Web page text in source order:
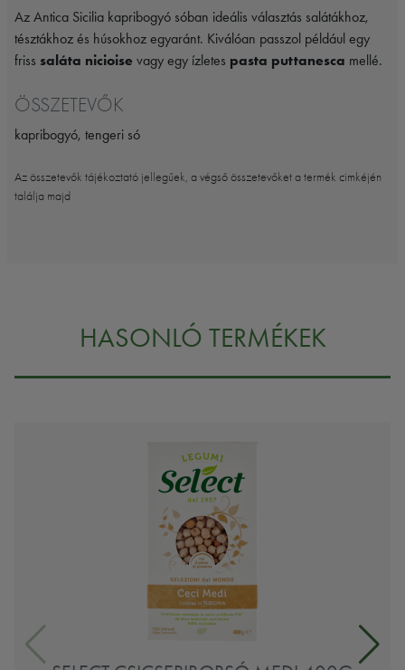
Az Antica Sicilia kapribogyó sóban ideális választás salátákhoz,
tésztákhoz és húsokhoz egyaránt. Kiválóan passzol például egy
friss saláta nicioise vagy egy ízletes pasta puttanesca mellé.
ÖSSZETEVŐK
kapribogyó, tengeri só
Az összetevők tájékoztató jellegűek, a végső összetevőket a termék cimkéjén
találja majd
HASONLÓ TERMÉKEK